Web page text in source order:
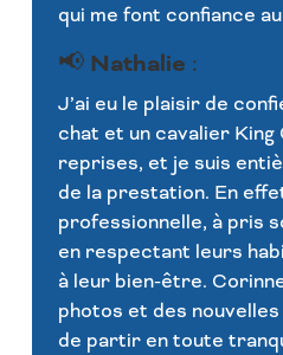
qui me font confiance
📢 Nathalie :
J’ai eu le plaisir de
chat et un cavalier King
reprises, et je suis
de la prestation. En
professionnelle, à pris
en respectant leurs
à leur bien-être.
photos et des nouvelles
de partir en toute